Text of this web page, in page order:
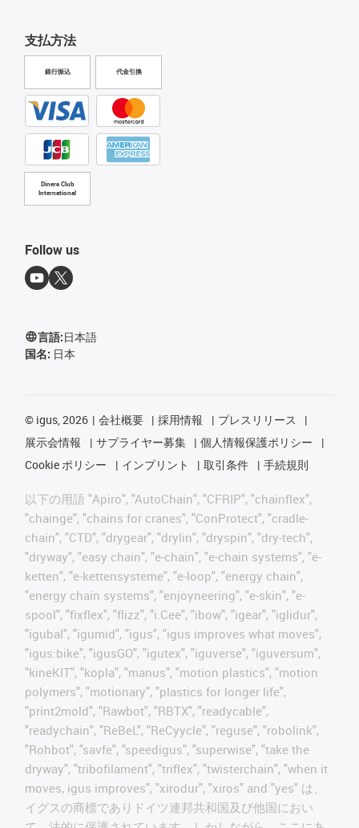
支払方法
銀行振込 代金引換
Diners Club
International
Follow us
言語:日本語
国名: 日本
© igus, 2026 会社概要 採用情報
プレスリリース
展示会情報
サプライヤー募集
個人情報保護ポリシー
Cookie ポリシー
インプリント 取引条件 手続規則
以下の用語 "Apiro", "AutoChain", "CFRIP", "chainflex",
"chainge", "chains for cranes", "ConProtect", "cradle-
chain", "CTD", "drygear", "drylin", "dryspin", "dry-tech",
"dryway", "easy chain", "e-chain", "e-chain systems", "e-
ketten", "e-kettensysteme", "e-loop", "energy chain",
"energy chain systems", "enjoyneering", "e-skin", "e-
spool", "fixflex", "flizz", "i.Cee", "ibow", "igear", "iglidur",
"igubal", "igumid", "igus", "igus improves what moves",
"igus:bike", "igusGO", "igutex", "iguverse", "iguversum",
"kineKIT", "kopla", "manus", "motion plastics", "motion
polymers", "motionary", "plastics for longer life",
"print2mold", "Rawbot", "RBTX", "readycable",
"readychain", "ReBeL", "ReCyycle", "reguse", "robolink",
"Rohbot", "savfe", "speedigus", "superwise", "take the
dryway", "tribofilament", "triflex", "twisterchain", "when it
moves, igus improves", "xirodur", "xiros" and "yes" は、
イグスの商標でありドイツ連邦共和国及び他国におい